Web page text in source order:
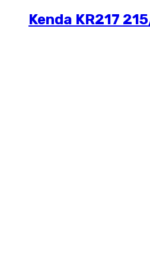
Kenda KR217